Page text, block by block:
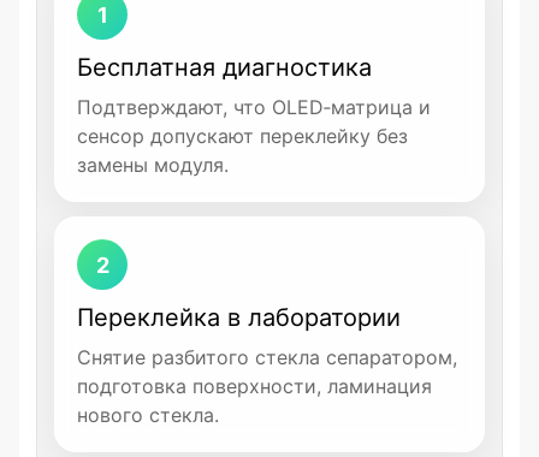
1
Бесплатная диагностика
Подтверждают, что OLED‑матрица и
сенсор допускают переклейку без
замены модуля.
2
Переклейка в лаборатории
Снятие разбитого стекла сепаратором,
подготовка поверхности, ламинация
нового стекла.